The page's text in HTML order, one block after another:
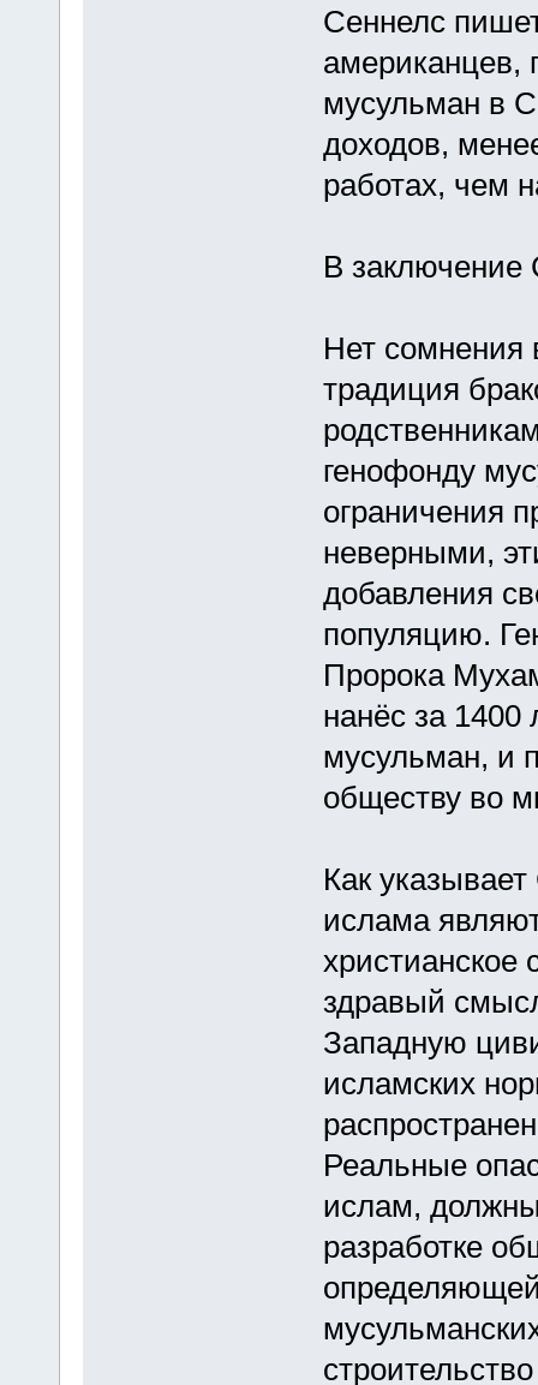
Сеннелс
американцев,
мусульман в
доходов,
работах, чем
В заключение
Нет сомнения
традиция
генофонду
ограничения
неверными,
добавления
популяцию.
Пророка
нанёс за
мусульман, и
обществу во
Как
ислама
христианское
здравый
Западную
исламских
Реальные
ислам,
разработке